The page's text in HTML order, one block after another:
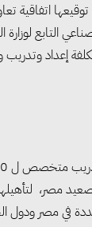
التابع لوزارة
إعداد وتدريب
مصر،
في مصر ودول